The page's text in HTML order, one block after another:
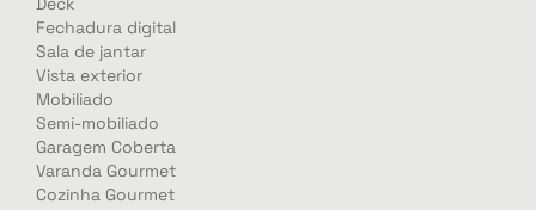
Fechadura digital
Sala de jantar
Vista exterior
Mobiliado
Semi-mobiliado
Garagem Coberta
Varanda Gourmet
Cozinha Gourmet